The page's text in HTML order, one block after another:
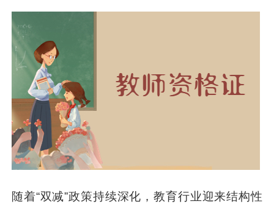
随着“双减”政策持续深化，教育行业迎来结构性